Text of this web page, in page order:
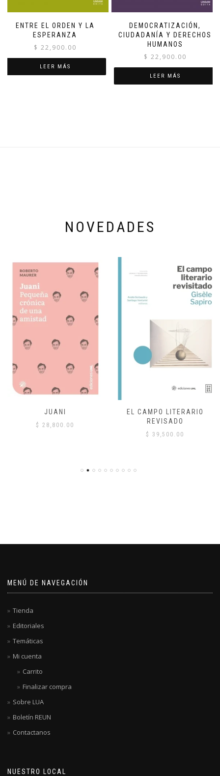
ENTRE EL ORDEN Y LA
ESPERANZA
$ 22,900.00
LEER MÁS
DEMOCRATIZACIÓN,
CIUDADANÍA Y DERECHOS
HUMANOS
$ 22,900.00
LEER MÁS
NOVEDADES
JUANI
$ 28,800.00
EL CAMPO LITERARIO
REVISADO
$ 39,500.00
MENÚ DE NAVEGACIÓN
Tienda
Editoriales
Temáticas
Mi cuenta
Carrito
Finalizar compra
Sobre LUA
Boletín REUN
Contactanos
NUESTRO LOCAL